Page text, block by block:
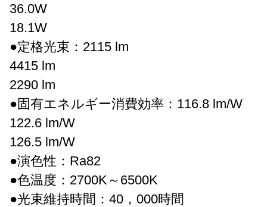
36.0W
18.1W
●定格光束：2115 lm
4415 lm
2290 lm
●固有エネルギー消費効率：116.8 lm/W
122.6 lm/W
126.5 lm/W
●演色性：Ra82
●色温度：2700K～6500K
●光束維持時間：40，000時間